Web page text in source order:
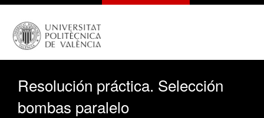
Resolución práctica. Selección
bombas paralelo